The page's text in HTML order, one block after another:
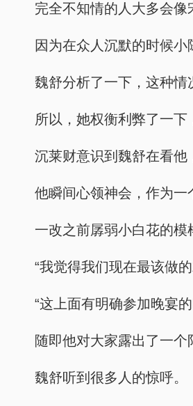
完全不知情的人大多会像
因为在众人沉默的时候小
魏舒分析了一下，这种情
所以，她权衡利弊了一下
沉莱财意识到魏舒在看他
他瞬间心领神会，作为一
一改之前孱弱小白花的模
“我觉得我们现在最该做
“这上面有明确参加晚宴
随即他对大家露出了一个
魏舒听到很多人的惊呼。